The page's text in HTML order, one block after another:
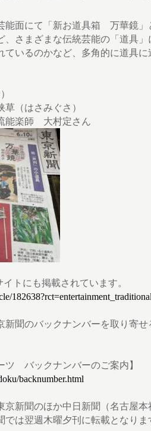
能面にて「新お道具箱 万華鏡」
、さまざまな伝統芸能の「道具
ているのかなど、多角的に道具
（はさみぐさ）
能楽師 大村定さん
トにも掲載されています。
182638?rct=entertainment_traditional
新聞のバックナンバーを取り寄
ツ バックナンバーのご案内】
backnumber.html
京新聞のほか中日新聞（名古屋
は翌週木曜夕刊に転載となりま